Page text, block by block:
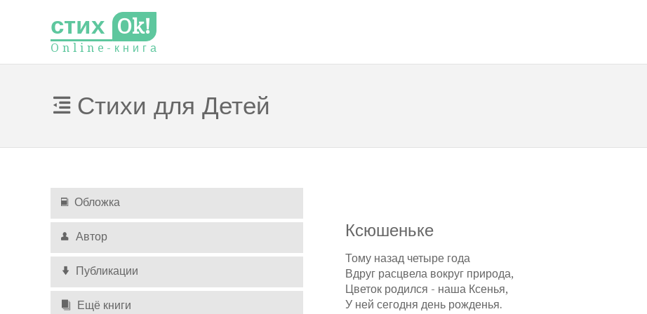
стих Ok!
O n l i n e - к н и г а
Стихи для Детей
Ксюшеньке
Тому назад четыре года
Вдруг расцвела вокруг природа,
Цветок родился - наша Ксенья,
У ней сегодня день рожденья.
Обложка
Автор
Публикации
Ещё книги